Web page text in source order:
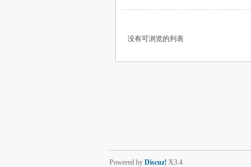
没有可浏览的列表
Powered by Discuz! X3.4